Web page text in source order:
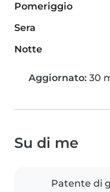
Pomeriggio
Sera
Notte
Aggiornato: 30
Su di me
Patente di